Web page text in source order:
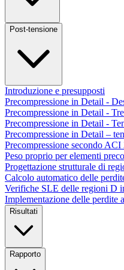
Post-tensione
Introduzione e presupposti
Precompressione in Detail -
Precompressione in Detail -
Precompressione in Detail -
Precompressione in Detail –
Precompressione secondo
Peso proprio per elementi
Progettazione strutturale di
Calcolo automatico delle
Verifiche SLE delle regioni D
Implementazione delle perdite
Risultati
Rapporto